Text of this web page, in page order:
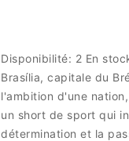
Disponibilité: 2 En
Brasília, capitale du
l'ambition d'une
un short de sport qui
détermination et la